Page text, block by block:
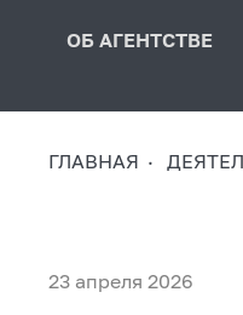
ОБ АГЕНТСТВЕ
ГЛАВНАЯ
23 апреля 2026